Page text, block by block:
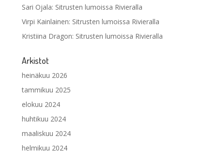
Sari Ojala: Sitrusten lumoissa Rivieralla
Virpi Kainlainen: Sitrusten lumoissa Rivieralla
Kristiina Dragon: Sitrusten lumoissa Rivieralla
Arkistot
heinäkuu 2026
tammikuu 2025
elokuu 2024
huhtikuu 2024
maaliskuu 2024
helmikuu 2024